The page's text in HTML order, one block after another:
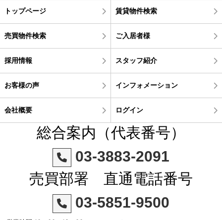
トップページ 賃貸物件検索
売買物件検索 ご入居者様
採用情報 スタッフ紹介
お客様の声 インフォメーション
会社概要 ログイン
総合案内（代表番号）
03-3883-2091
売買部署 直通電話番号
03-5851-9500